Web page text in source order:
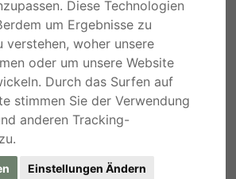
Diese Technologien
um Ergebnisse zu
verstehen, woher unsere
oder um unsere Website
Durch das Surfen auf
stimmen Sie der Verwendung
anderen Tracking-
Einstellungen Ändern